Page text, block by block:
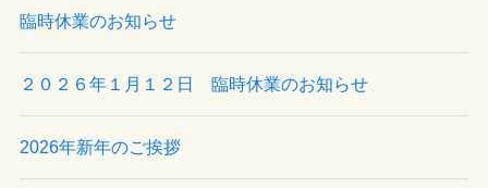
臨時休業のお知らせ
２０２６年１月１２日 臨時休業のお知らせ
2026年新年のご挨拶